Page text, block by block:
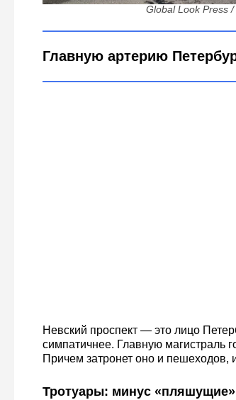
Global Look Press
Главную артерию
Невский проспект — это лицо
симпатичнее. Главную магистраль
Причем затронет оно и пешеходов,
Тротуары: минус